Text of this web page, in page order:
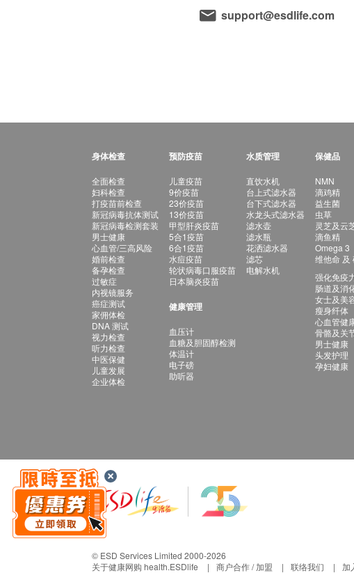
support@esdlife.com
身体检查
全面检查
妇科检查
打疫苗前检查
新冠病毒抗体测试
新冠病毒检测套装
男士健康
心血管/三高风险
婚前检查
备孕检查
过敏症
内视镜服务
癌症测试
家佣体检
DNA 测试
视力检查
听力检查
中医保健
儿童发展
企业体检
预防疫苗
儿童疫苗
9价疫苗
23价疫苗
13价疫苗
甲型肝炎疫苗
5合1疫苗
6合1疫苗
水痘疫苗
轮状病毒口服疫苗
日本脑炎疫苗
健康管理
血压计
血糖及胆固醇检测
体温计
电子磅
助听器
水质管理
直饮水机
台上式滤水器
台下式滤水器
水龙头式滤水器
滤水壶
滤水瓶
花洒滤水器
滤芯
电解水机
保健品
NMN
滴鸡精
益生菌
虫草
灵芝及云
滴鱼精
Omega 3
维他命 及
强化免疫
肠道及消
女士及美
瘦身纤体
心血管健
骨骼及关
男士健康
头发护理
孕妇健康
© ESD Services Limited 2000-2026
关于健康网购 health.ESDlife
商户合作 / 加盟 联络我们 加